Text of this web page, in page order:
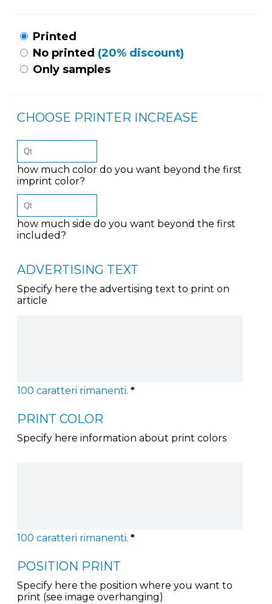
Printed
No printed (20% discount)
Only samples
CHOOSE PRINTER INCREASE
how much color do you want beyond the first
imprint color?
how much side do you want beyond the first
included?
ADVERTISING TEXT
Specify here the advertising text to print on
article
100 caratteri rimanenti. *
PRINT COLOR
Specify here information about print colors
100 caratteri rimanenti. *
POSITION PRINT
Specify here the position where you want to
print (see image overhanging)